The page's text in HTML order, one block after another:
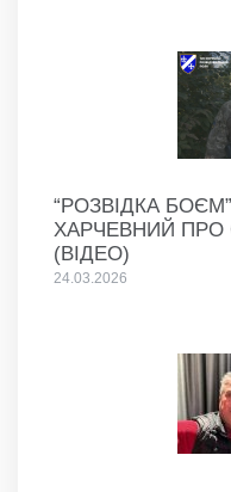
“РОЗВІДКА
ХАРЧЕВНИЙ ПРО
(ВІДЕО)
24.03.2026